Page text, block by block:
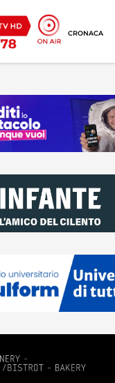
CRONACA